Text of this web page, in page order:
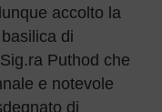
accolto la
di
Puthod che
e notevole
di